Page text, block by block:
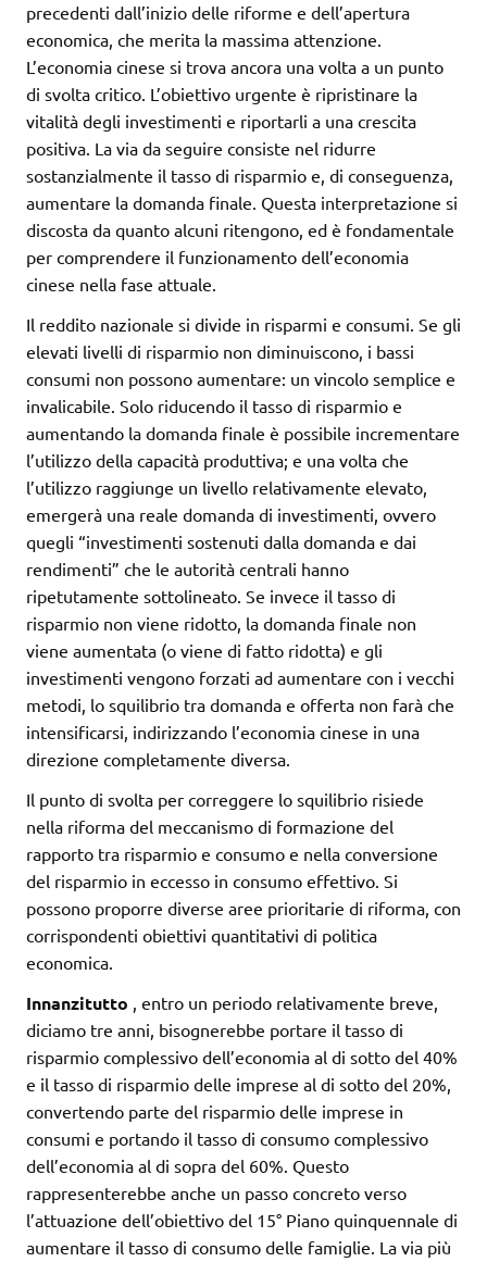
precedenti dall’inizio delle riforme e dell’apertura
economica, che merita la massima attenzione.
L’economia cinese si trova ancora una volta a un punto
di svolta critico. L’obiettivo urgente è ripristinare la
vitalità degli investimenti e riportarli a una crescita
positiva. La via da seguire consiste nel ridurre
sostanzialmente il tasso di risparmio e, di conseguenza,
aumentare la domanda finale. Questa interpretazione si
discosta da quanto alcuni ritengono, ed è fondamentale
per comprendere il funzionamento dell’economia
cinese nella fase attuale.
Il reddito nazionale si divide in risparmi e consumi. Se gli
elevati livelli di risparmio non diminuiscono, i bassi
consumi non possono aumentare: un vincolo semplice e
invalicabile. Solo riducendo il tasso di risparmio e
aumentando la domanda finale è possibile incrementare
l’utilizzo della capacità produttiva; e una volta che
l’utilizzo raggiunge un livello relativamente elevato,
emergerà una reale domanda di investimenti, ovvero
quegli “investimenti sostenuti dalla domanda e dai
rendimenti” che le autorità centrali hanno
ripetutamente sottolineato. Se invece il tasso di
risparmio non viene ridotto, la domanda finale non
viene aumentata (o viene di fatto ridotta) e gli
investimenti vengono forzati ad aumentare con i vecchi
metodi, lo squilibrio tra domanda e offerta non farà che
intensificarsi, indirizzando l’economia cinese in una
direzione completamente diversa.
Il punto di svolta per correggere lo squilibrio risiede
nella riforma del meccanismo di formazione del
rapporto tra risparmio e consumo e nella conversione
del risparmio in eccesso in consumo effettivo. Si
possono proporre diverse aree prioritarie di riforma, con
corrispondenti obiettivi quantitativi di politica
economica.
Innanzitutto , entro un periodo relativamente breve,
diciamo tre anni, bisognerebbe portare il tasso di
risparmio complessivo dell’economia al di sotto del 40%
e il tasso di risparmio delle imprese al di sotto del 20%,
convertendo parte del risparmio delle imprese in
consumi e portando il tasso di consumo complessivo
dell’economia al di sopra del 60%. Questo
rappresenterebbe anche un passo concreto verso
l’attuazione dell’obiettivo del 15° Piano quinquennale di
aumentare il tasso di consumo delle famiglie. La via più